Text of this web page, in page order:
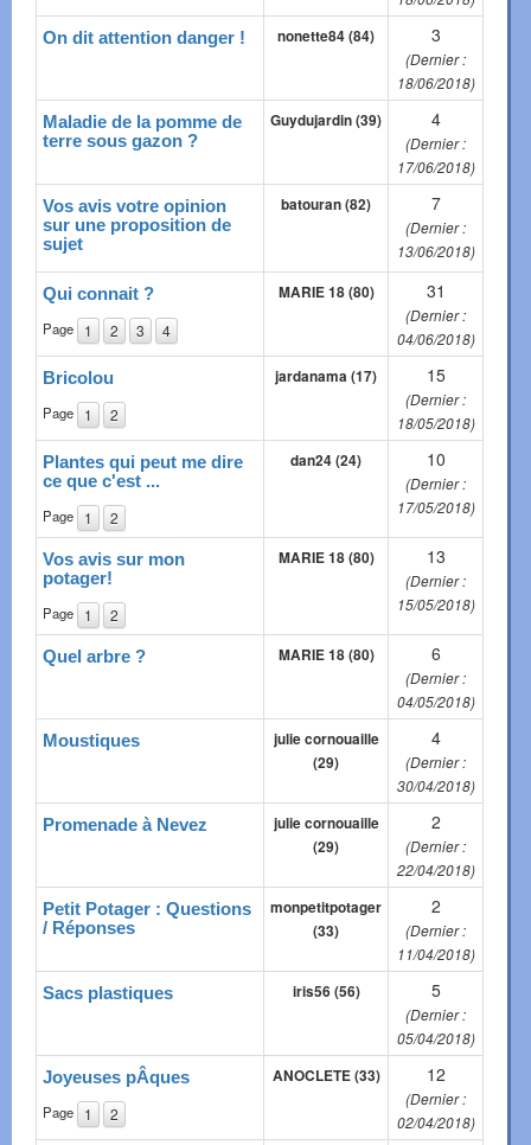
On dit attention danger ! nonette84 (84) 3
(Dernier :
18/06/2018)
Maladie de la pomme de
terre sous gazon ?
Guydujardin (39) 4
(Dernier :
17/06/2018)
Vos avis votre opinion
sur une proposition de
sujet
batouran (82) 7
(Dernier :
13/06/2018)
Qui connait ?
Page 1 2 3 4
MARIE 18 (80) 31
(Dernier :
04/06/2018)
Bricolou
Page 1 2
jardanama (17) 15
(Dernier :
18/05/2018)
Plantes qui peut me dire
ce que c'est ...
Page 1 2
dan24 (24) 10
(Dernier :
17/05/2018)
Vos avis sur mon
potager!
Page 1 2
MARIE 18 (80) 13
(Dernier :
15/05/2018)
Quel arbre ? MARIE 18 (80) 6
(Dernier :
04/05/2018)
Moustiques
julie cornouaille
(29)
4
(Dernier :
30/04/2018)
Promenade à Nevez
julie cornouaille
(29)
2
(Dernier :
22/04/2018)
Petit Potager : Questions
/ Réponses
monpetitpotager
(33)
2
(Dernier :
11/04/2018)
Sacs plastiques iris56 (56) 5
(Dernier :
05/04/2018)
Joyeuses pÂques
Page 1 2
ANOCLETE (33) 12
(Dernier :
02/04/2018)